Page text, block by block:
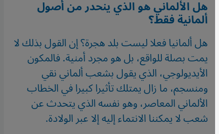
هل الألماني هو الذي ينحدر من أصول
ألمانية فقط؟
هل ألمانيا فعلا ليست بلد هجرة؟ إن القول بذلك لا
يمت بصلة للواقع، بل هو مجرد أمنية. فالمكون
الأيديولوجي، الذي يقول بشعب ألماني نقي
ومنسجم، ما زال يمتلك تأثيرا كبيرا في الخطاب
الألماني المعاصر، وهو نفسه الذي يتحدث عن
شعب لا يمكننا الانتماء إليه إلا عبر الولادة.